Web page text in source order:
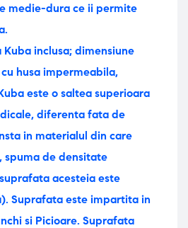
medie-dura ce ii permite
Kuba inclusa; dimensiune
husa impermeabila,
este o saltea superioara
diferenta fata de
in materialul din care
spuma de densitate
acesteia este
Suprafata este impartita in
si Picioare. Suprafata